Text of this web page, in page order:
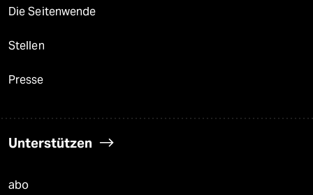
Die Seitenwende
Stellen
Presse
Unterstützen
abo